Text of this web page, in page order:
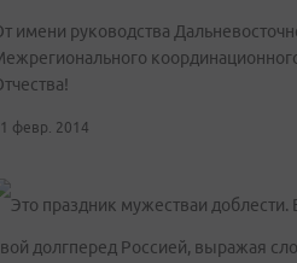
имени руководства
февр. 2014
Это праздник мужестваи доблести.
долгперед Россией, выражая